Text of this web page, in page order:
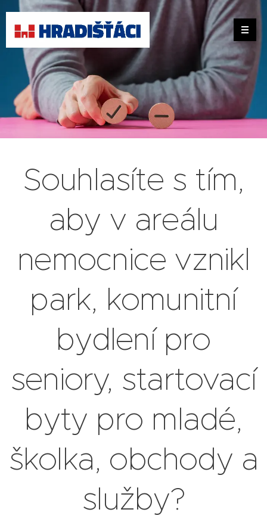
Souhlasíte s tím,
aby v areálu
nemocnice vznikl
park, komunitní
bydlení pro
seniory, startovací
byty pro mladé,
školka, obchody a
služby?